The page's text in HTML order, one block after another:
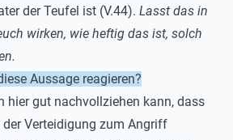
der Teufel ist (V.44). Lasst das in
wirken, wie heftig das ist, solch
Aussage reagieren?
hier gut nachvollziehen kann, dass
Verteidigung zum Angriff